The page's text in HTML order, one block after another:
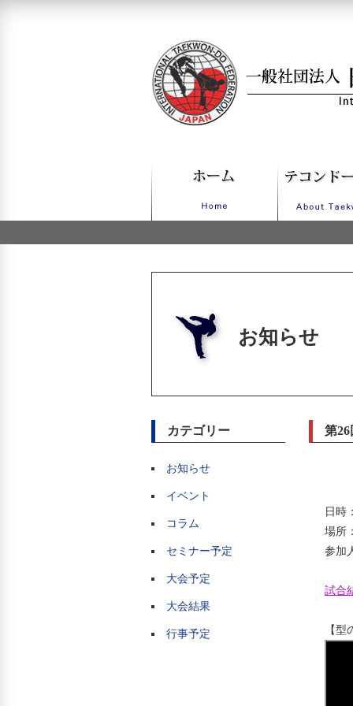
お知らせ
カテゴリー
お知らせ
イベント
コラム
セミナー予定
大会予定
大会結果
行事予定
第
日時
場所
参加
試合
【